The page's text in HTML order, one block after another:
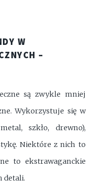
W
–
są zwykle mniej
Wykorzystuje się w
szkło, drewno),
Niektóre z nich to
to ekstrawaganckie
detali.